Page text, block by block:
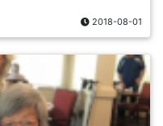
2018-08-01